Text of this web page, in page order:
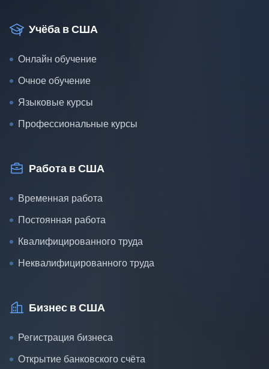
Учёба в США
Онлайн обучение
Очное обучение
Языковые курсы
Профессиональные курсы
Работа в США
Временная работа
Постоянная работа
Квалифицированного труда
Неквалифицированного труда
Бизнес в США
Регистрация бизнеса
Открытие банковского счёта